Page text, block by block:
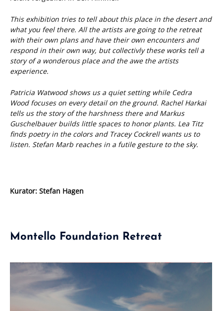
This exhibition tries to tell about this place in the desert and
what you feel there. All the artists are going to the retreat
with their own plans and have their own encounters and
respond in their own way, but collectivly these works tell a
story of a wonderous place and the awe the artists
experience.
Patricia Watwood shows us a quiet setting while Cedra
Wood focuses on every detail on the ground. Rachel Harkai
tells us the story of the harshness there and Markus
Guschelbauer builds little spaces to honor plants. Lea Titz
finds poetry in the colors and Tracey Cockrell wants us to
listen. Stefan Marb reaches in a futile gesture to the sky.
Kurator: Stefan Hagen
Montello Foundation Retreat